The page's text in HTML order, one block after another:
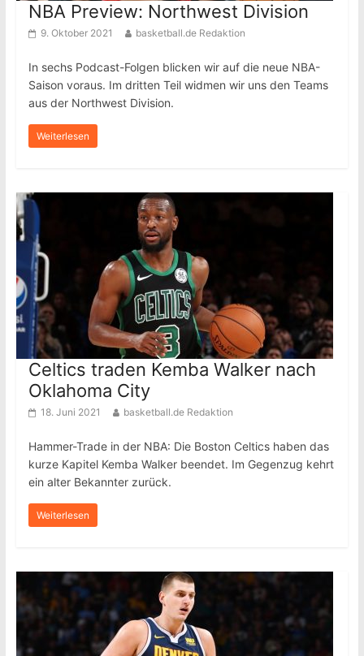
NBA Preview: Northwest Division
9. Oktober 2021 basketball.de Redaktion
In sechs Podcast-Folgen blicken wir auf die neue NBA-
Saison voraus. Im dritten Teil widmen wir uns den Teams
aus der Northwest Division.
Weiterlesen
Celtics traden Kemba Walker nach
Oklahoma City
18. Juni 2021 basketball.de Redaktion
Hammer-Trade in der NBA: Die Boston Celtics haben das
kurze Kapitel Kemba Walker beendet. Im Gegenzug kehrt
ein alter Bekannter zurück.
Weiterlesen